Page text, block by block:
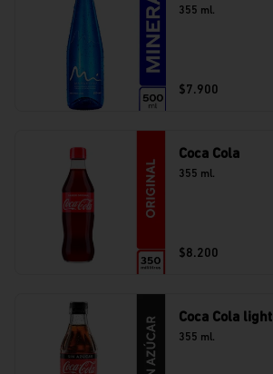
355 ml.
$7.900
Coca Cola
355 ml.
$8.200
Coca Cola light
355 ml.